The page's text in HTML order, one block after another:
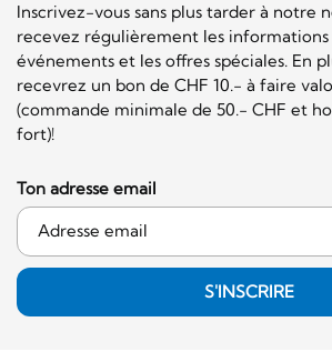
Inscrivez-vous sans plus tarder à notre
recevez régulièrement les informations
événements et les offres spéciales. En
recevrez un bon de CHF 10.- à faire
(commande minimale de 50.- CHF et
fort)!
Ton adresse email
S'INSCRIRE